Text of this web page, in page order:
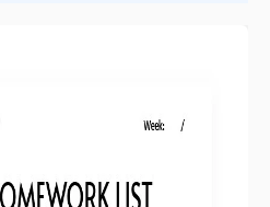
Google Slides
August 14, 2024